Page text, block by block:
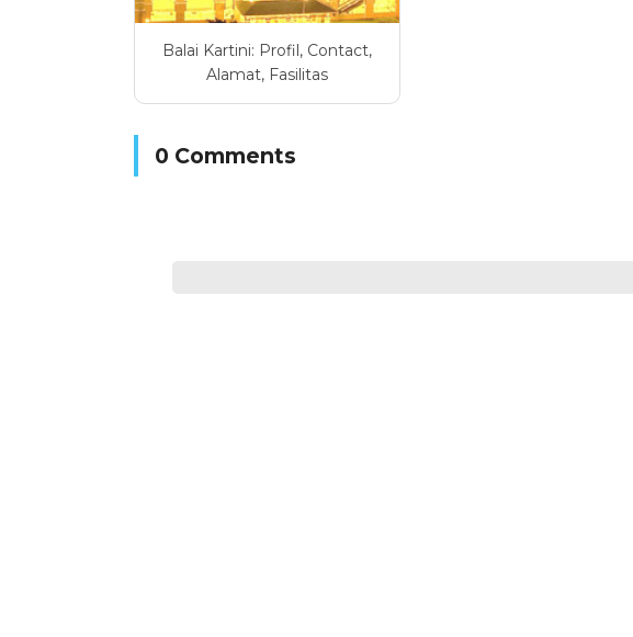
Balai Kartini: Profil, Contact,
Alamat, Fasilitas
0 Comments